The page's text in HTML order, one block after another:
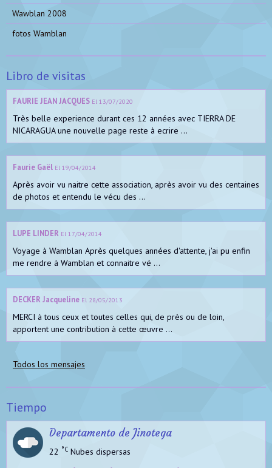
Wawblan 2008
fotos Wamblan
Libro de visitas
FAURIE JEAN JACQUES El 13/07/2020
Très belle experience durant ces 12 années avec TIERRA DE
NICARAGUA une nouvelle page reste à ecrire ...
Faurie Gaël El 19/04/2014
Après avoir vu naitre cette association, après avoir vu des centaines
de photos et entendu le vécu des ...
LUPE LINDER El 17/04/2014
Voyage à Wamblan Après quelques années d'attente, j'ai pu enfin
me rendre à Wamblan et connaitre vé ...
DECKER Jacqueline El 28/05/2013
MERCI à tous ceux et toutes celles qui, de près ou de loin,
apportent une contribution à cette œuvre ...
Todos los mensajes
Tiempo
Departamento de Jinotega
22 °C Nubes dispersas